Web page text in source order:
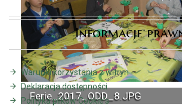
Ferie_2017_ODD_8.JPG
Informacje
Warunki korzystania z witryn
Deklaracja dostępności
Polityka plików Cookie's